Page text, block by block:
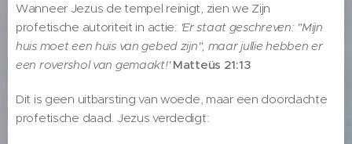
Wanneer Jezus de tempel reinigt, zien we Zijn
profetische autoriteit in actie: 'Er staat geschreven: "Mijn
huis moet een huis van gebed zijn", maar jullie hebben er
een rovershol van gemaakt!'Matteüs 21:13
Dit is geen uitbarsting van woede, maar een doordachte
profetische daad. Jezus verdedigt: